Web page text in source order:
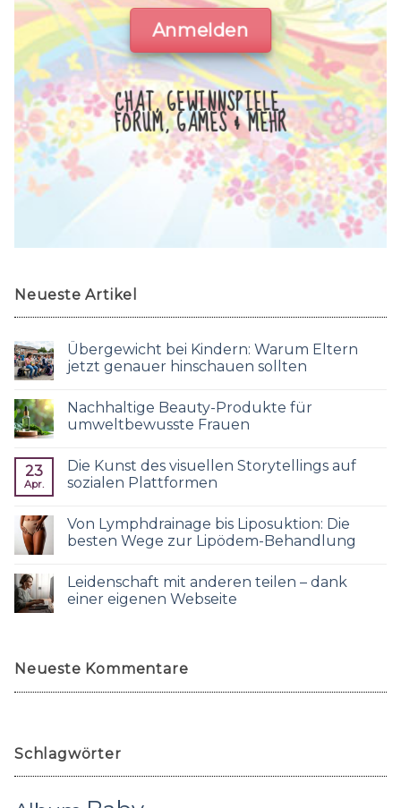
Anmelden
CHAT, GEWINNSPIELE,
FORUM, GAMES & MEHR
Neueste Artikel
Übergewicht bei Kindern: Warum Eltern
jetzt genauer hinschauen sollten
Nachhaltige Beauty-Produkte für
umweltbewusste Frauen
23
Apr.
Die Kunst des visuellen Storytellings auf
sozialen Plattformen
Von Lymphdrainage bis Liposuktion: Die
besten Wege zur Lipödem-Behandlung
Leidenschaft mit anderen teilen – dank
einer eigenen Webseite
Neueste Kommentare
Schlagwörter